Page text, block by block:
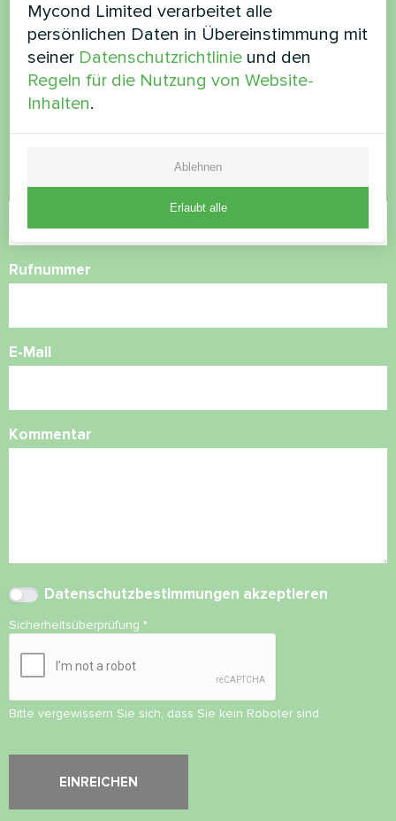
Möchten Sie kaufen oder
haben Sie Fragen?
Kontaktieren Sie uns und wir werden Ihnen
Name
Rufnummer
E-Mail
Kommentar
Datenschutzbestimmungen akzeptieren
Sicherheitsüberprüfung *
Bitte vergewissern Sie sich, dass Sie kein Roboter sind.
Mycond Limited verarbeitet alle
persönlichen Daten in Übereinstimmung mit
seiner Datenschutzrichtlinie und den
Regeln für die Nutzung von Website-
Inhalten.
Ablehnen
Erlaubt alle